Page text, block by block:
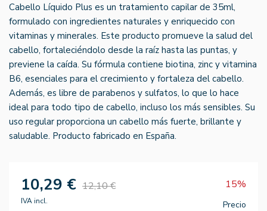
Cabello Líquido Plus es un tratamiento capilar de 35ml,
formulado con ingredientes naturales y enriquecido con
vitaminas y minerales. Este producto promueve la salud del
cabello, fortaleciéndolo desde la raíz hasta las puntas, y
previene la caída. Su fórmula contiene biotina, zinc y vitamina
B6, esenciales para el crecimiento y fortaleza del cabello.
Además, es libre de parabenos y sulfatos, lo que lo hace
ideal para todo tipo de cabello, incluso los más sensibles. Su
uso regular proporciona un cabello más fuerte, brillante y
saludable. Producto fabricado en España.
10,29 € 12,10 € 15%
IVA incl. Precio